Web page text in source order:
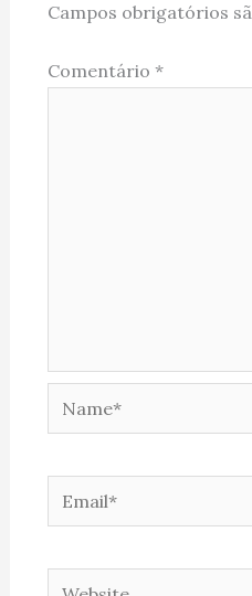
Campos obrigatórios
Comentário *
Name*
Email*
Website